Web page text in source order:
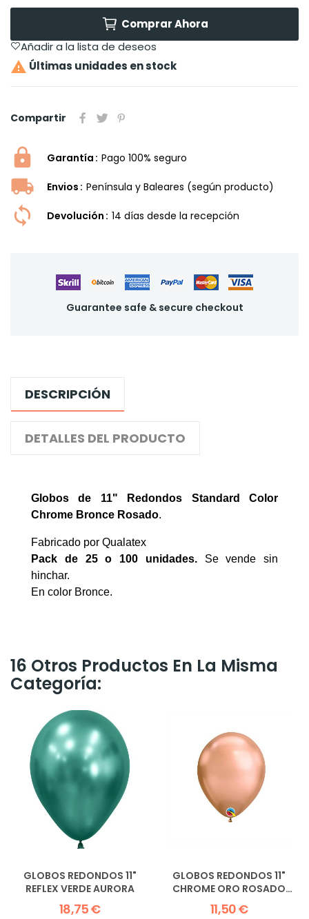
Comprar Ahora
Añadir a la lista de deseos
 Últimas unidades en stock
Compartir
Garantía Pago 100% seguro
Envios Península y Baleares (según producto)
Devolución 14 dí­as desde la recepción
Guarantee safe & secure checkout
DESCRIPCIÓN
DETALLES DEL PRODUCTO
Globos de 11" Redondos Standard Color
Chrome Bronce Rosado.
Fabricado por Qualatex
Pack de 25 o 100 unidades.Se vende sin
hinchar.
En color Bronce.
16 Otros Productos En La Misma
Categoría:
GLOBOS REDONDOS 11"
REFLEX VERDE AURORA
18,75 €
GLOBOS REDONDOS 11"
CHROME ORO ROSADO
QUALATEX
11,50 €